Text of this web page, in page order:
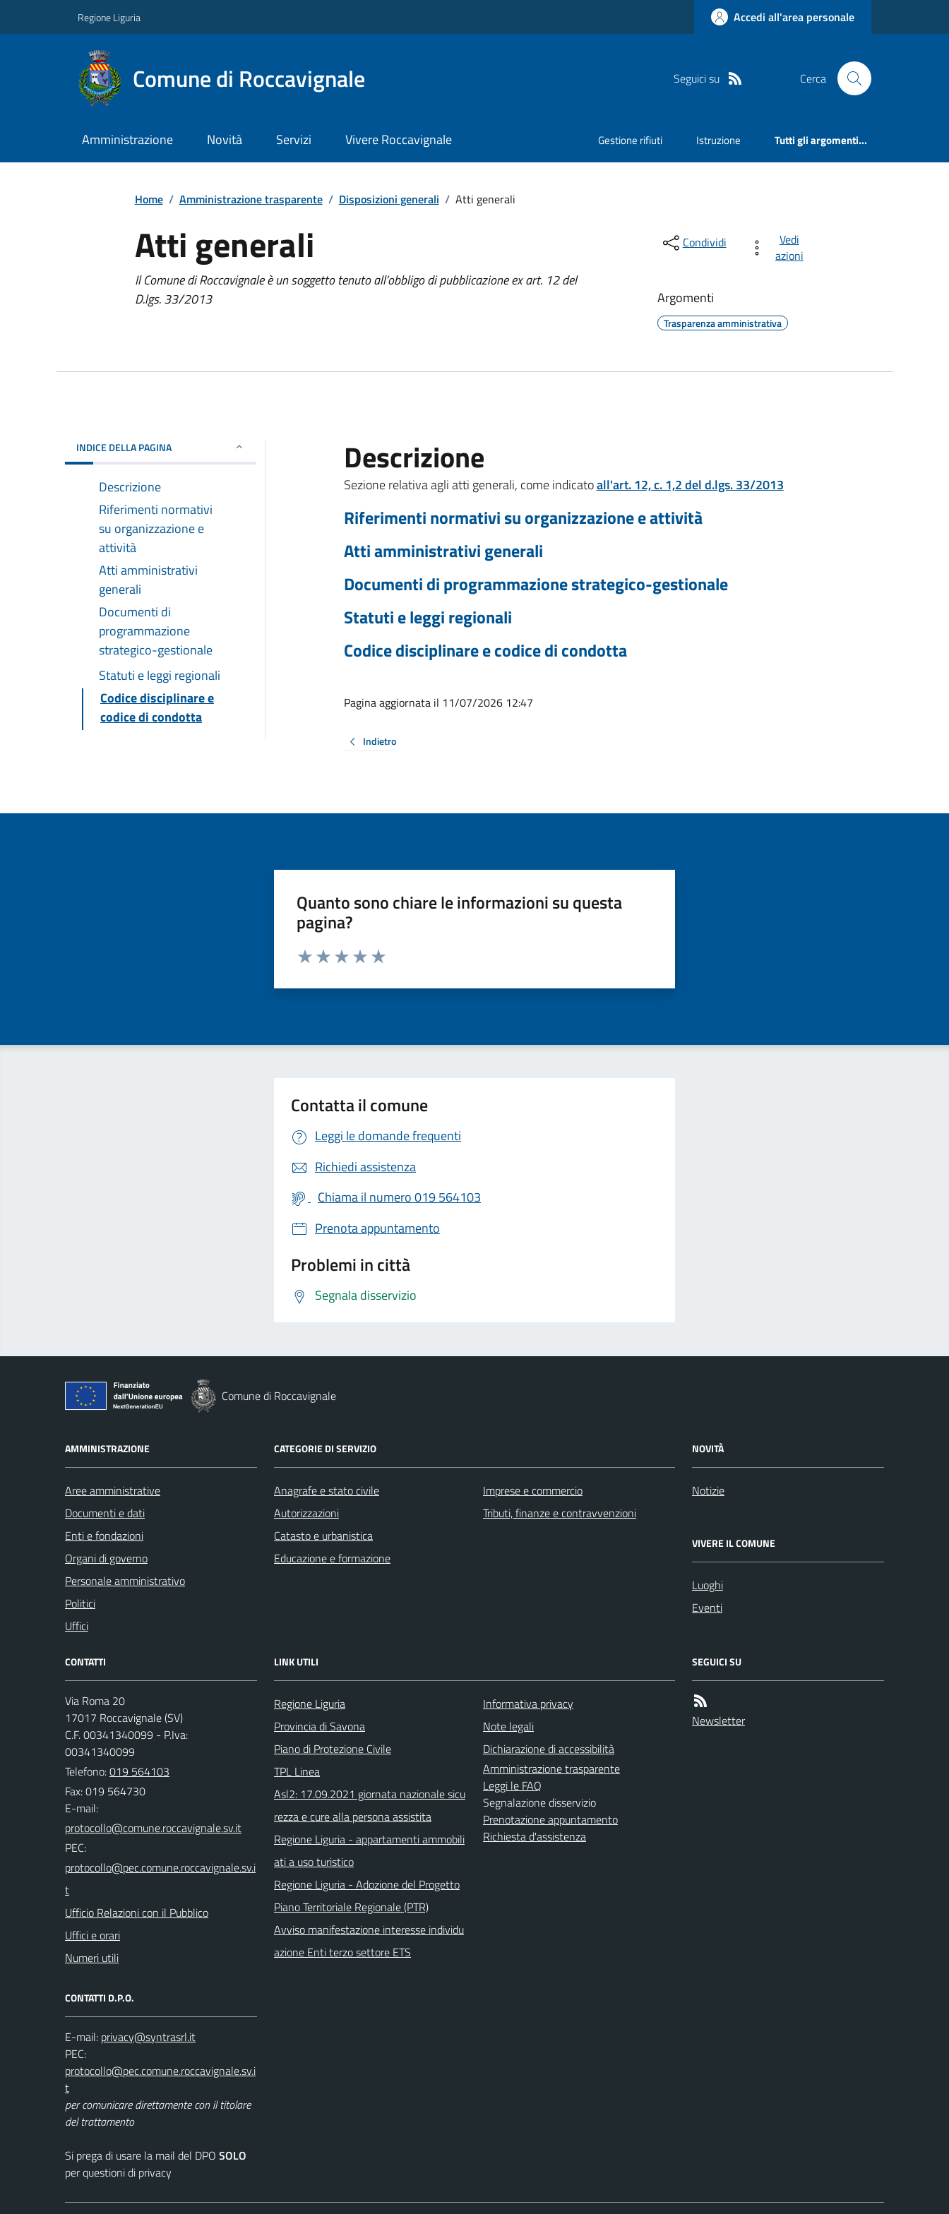
Regione Liguria Accedi all'area personale
Comune di Roccavignale Seguici su Cerca
Amministrazione Novità Servizi Vivere Roccavignale Gestione rifiuti Istruzione Tutti gli argomenti...
Home / Amministrazione trasparente / Disposizioni generali / Atti generali
Atti generali
Il Comune di Roccavignale è un soggetto tenuto all’obbligo di pubblicazione ex art. 12 del
D.lgs. 33/2013
Condividi
Vedi
azioni
Argomenti
Trasparenza amministrativa
INDICE DELLA PAGINA
Descrizione
Riferimenti normativi
su organizzazione e
attività
Atti amministrativi
generali
Documenti di
programmazione
strategico-gestionale
Statuti e leggi regionali
Codice disciplinare e
codice di condotta
Descrizione
Sezione relativa agli atti generali, come indicatoall'art. 12, c. 1,2 del d.lgs. 33/2013
Riferimenti normativi su organizzazione e attività
Atti amministrativi generali
Documenti di programmazione strategico-gestionale
Statuti e leggi regionali
Codice disciplinare e codice di condotta
Pagina aggiornata il 11/07/2026 12:47
Indietro
Quanto sono chiare le informazioni su questa
pagina?
Valuta da 1 a 5 stelle la pagina
Contatta il comune
Leggi le domande frequenti
Richiedi assistenza
Chiama il numero 019 564103
Prenota appuntamento
Problemi in città
Segnala disservizio
Comune di Roccavignale
AMMINISTRAZIONE
Aree amministrative
Documenti e dati
Enti e fondazioni
Organi di governo
Personale amministrativo
Politici
Uffici
CATEGORIE DI SERVIZIO
Anagrafe e stato civile
Autorizzazioni
Catasto e urbanistica
Educazione e formazione
Imprese e commercio
Tributi, finanze e contravvenzioni
NOVITÀ
Notizie
VIVERE IL COMUNE
Luoghi
Eventi
CONTATTI
Via Roma 20
17017 Roccavignale (SV)
C.F. 00341340099 - P.Iva:
00341340099
Telefono:019 564103
Fax: 019 564730
E-mail:
PEC:
Ufficio Relazioni con il Pubblico
Uffici e orari
Numeri utili
CONTATTI D.P.O.
E-mail:
PEC:
per comunicare direttamente con il titolare
del trattamento
Si prega di usare la mail del DPO SOLO
per questioni di privacy
LINK UTILI
Regione Liguria
Provincia di Savona
Piano di Protezione Civile
TPL Linea
Asl2: 17.09.2021 giornata nazionale sicu
rezza e cure alla persona assistita
Regione Liguria - appartamenti ammobili
ati a uso turistico
Regione Liguria - Adozione del Progetto
Piano Territoriale Regionale (PTR)
Avviso manifestazione interesse individu
azione Enti terzo settore ETS
Informativa privacy
Note legali
Dichiarazione di accessibilità
Amministrazione trasparente
Leggi le FAQ
Segnalazione disservizio
Prenotazione appuntamento
Richiesta d'assistenza
SEGUICI SU
Newsletter